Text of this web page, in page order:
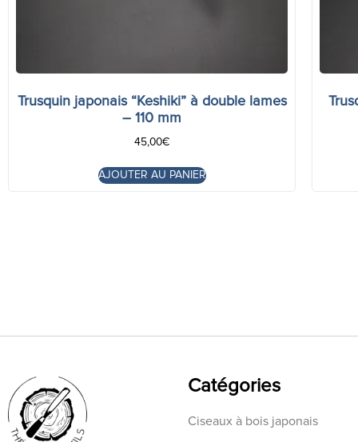
Trusquin japonais “Keshiki” à double lames
– 110 mm
45,00€
AJOUTER AU PANIER
Catégories
Ciseaux à bois japonais